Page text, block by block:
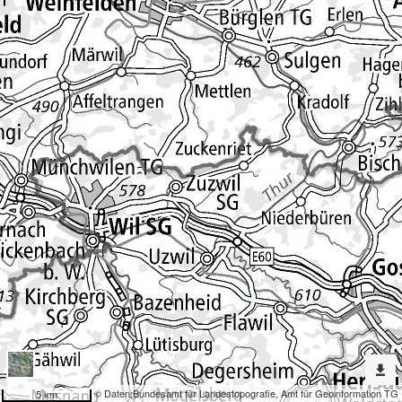
© Daten:Bundesamt für Landestopografie, Amt für Geoinformation TG
5 km
Erweiterte
Werkzeuge
Denkmalpflege
Dargestellte
Karten
Hausnummern Hinweisinventar
Nach
weiteren
Karten
suchen?
Konfiguration